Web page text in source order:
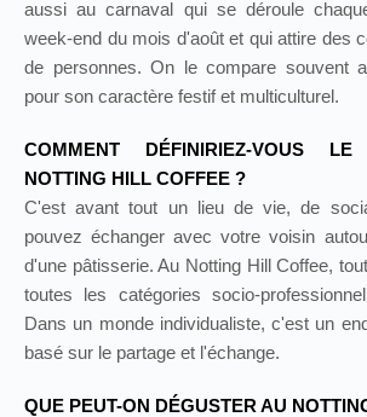
aussi au carnaval qui se déroule
week-end du mois d'août et qui attire des
de personnes. On le compare souvent
pour son caractère festif et multiculturel.
COMMENT DÉFINIRIEZ-VOUS
NOTTING HILL COFFEE ?
C'est avant tout un lieu de vie, de
pouvez échanger avec votre voisin
d'une pâtisserie. Au Notting Hill Coffee,
toutes les catégories socio-
Dans un monde individualiste, c'est un
basé sur le partage et l'échange.
QUE PEUT-ON DÉGUSTER AU